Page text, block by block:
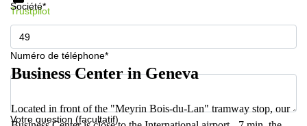
Chemin
de la
Drance 2
Martigny
Route
7 Nyon
Société*
Numéro de téléphone*
Votre question (facultatif)
Trustpilot
Business Center in Geneva
Located in front of the "Meyrin Bois-du-Lan" tramway stop, our